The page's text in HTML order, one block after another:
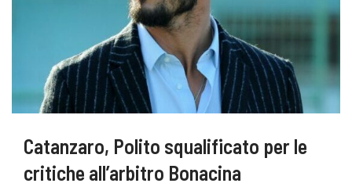
Catanzaro, Polito squalificato per le
critiche all’arbitro Bonacina